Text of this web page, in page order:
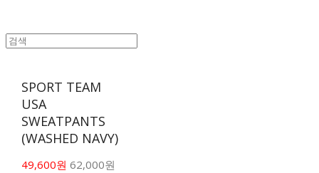
SPORT TEAM
USA
SWEATPANTS
(WASHED NAVY)
49,600원 62,000원